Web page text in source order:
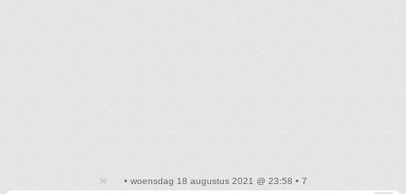
• woensdag 18 augustus 2021 @ 23:58 • 7